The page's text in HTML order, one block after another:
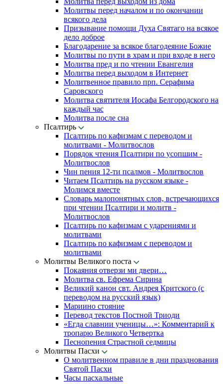
Молитвы перед началом и по окончании
всякого дела
Призывание помощи Духа Святаго на всякое
дело доброе
Благодарение за всякое благодеяние Божие
Молитвы по пути в храм и при входе в него
Молитва пред и по чтении Евангелия
Молитва перед выходом в Интернет
Молитвенное правило прп. Серафима
Саровского
Молитва святителя Иосафа Белгородского на
каждый час
Молитва после сна
Псалтирь
Псалтирь по кафизмам с переводом и
молитвами - Молитвослов
Порядок чтения Псалтири по усопшим -
Молитвослов
Чин пения 12-ти псалмов - Молитвослов
Читаем Псалтирь на русском языке -
Молимся вместе
Словарь малопонятных слов, встречающихся
при чтении Псалтири и молитв -
Молитвослов
Псалтирь по кафизмам с ударениями и
молитвами
Псалтирь по кафизмам с переводом и
молитвами
Молитвы Великого поста
Покаяния отверзи ми двери…
Молитва св. Ефрема Сирина
Великий канон свт. Андрея Критского (с
переводом на русский язык)
Мариино стояние
Перевод текстов Постной Триоди
«Егда славнии ученицы…»: Комментарий к
тропарю Великого Четвертка
Песнопения Страстной седмицы
Молитвы Пасхи
О молитвенном правиле в дни празднования
Святой Пасхи
Часы пасхальные